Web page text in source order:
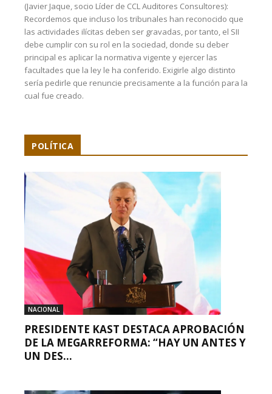
(Javier Jaque, socio Líder de CCL Auditores Consultores):
Recordemos que incluso los tribunales han reconocido que
las actividades ilícitas deben ser gravadas, por tanto, el SII
debe cumplir con su rol en la sociedad, donde su deber
principal es aplicar la normativa vigente y ejercer las
facultades que la ley le ha conferido. Exigirle algo distinto
sería pedirle que renuncie precisamente a la función para la
cual fue creado.
POLÍTICA
NACIONAL
PRESIDENTE KAST DESTACA APROBACIÓN
DE LA MEGARREFORMA: “HAY UN ANTES Y
UN DES...